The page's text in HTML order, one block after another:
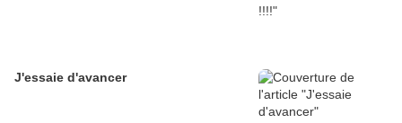
J'essaie d'avancer